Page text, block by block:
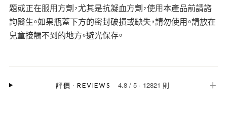
題或正在服用方劑，尤其是抗凝血方劑，使用本產品前請諮
詢醫生。如果瓶蓋下方的密封破損或缺失，請勿使用。請放在
兒童接觸不到的地方。避光保存。
評價 ·REVIEWS 4.8/ 5· 12821 則 ＋